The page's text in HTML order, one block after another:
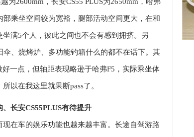
部乘坐空间较为宽裕，腿部活动空间更大，在和
坐满5个人，彼此之间也不会有感到拥挤。另
、烧烤炉、多功能钓箱什么的都不在话下。其
好一点，但轴距表现略逊于哈弗F5 ，实际乘坐体
所以在我这里就果断pass了。
、长安CS55PLUS有待提升
在车的娱乐功能也越来越丰富。长途自驾游路